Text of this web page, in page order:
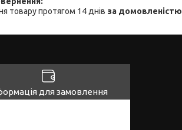
товару протягом 14 днів за домовленістю
для замовлення